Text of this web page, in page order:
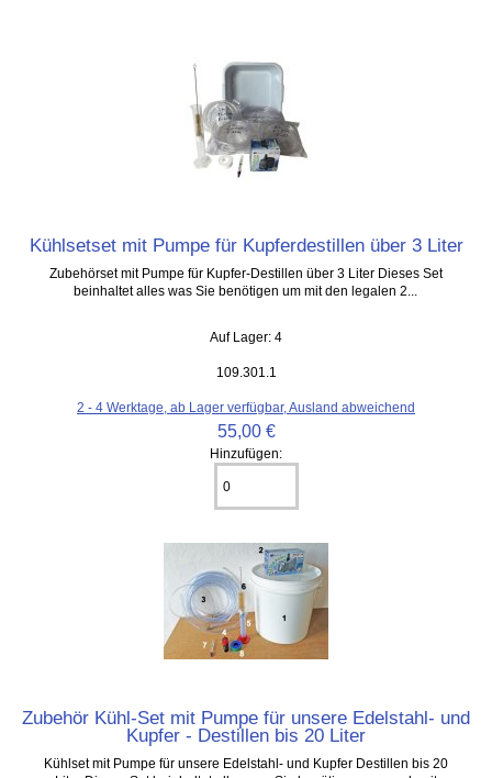
Kühlsetset mit Pumpe für Kupferdestillen über 3 Liter
Zubehörset mit Pumpe für Kupfer-Destillen über 3 Liter Dieses Set
beinhaltet alles was Sie benötigen um mit den legalen 2...
Auf Lager: 4
109.301.1
2 - 4 Werktage, ab Lager verfügbar, Ausland abweichend
55,00 €
Hinzufügen:
Zubehör Kühl-Set mit Pumpe für unsere Edelstahl- und
Kupfer - Destillen bis 20 Liter
Kühlset mit Pumpe für unsere Edelstahl- und Kupfer Destillen bis 20